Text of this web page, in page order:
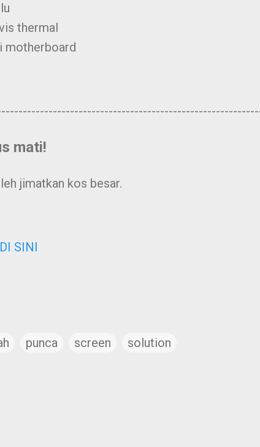
thermal
motherboard
mati!
jimatkan kos besar.
SINI
punca screen solution